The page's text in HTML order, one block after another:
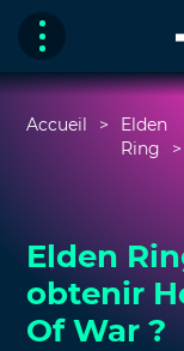
Accueil
Elden
Ring
Elden
obtenir
Of War ?